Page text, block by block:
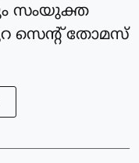
സംയുക്ത
സെന്റ് തോമസ്